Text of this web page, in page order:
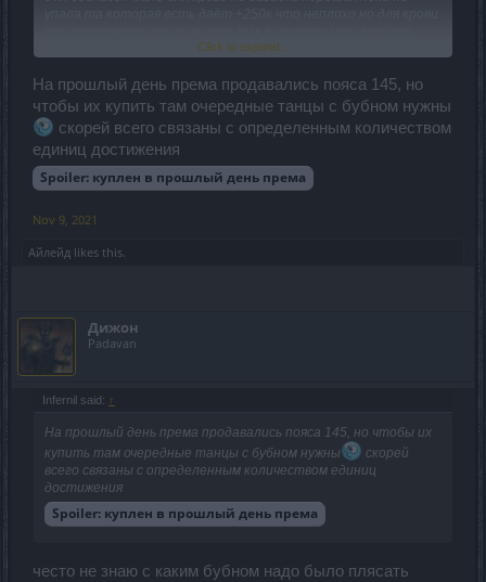
всё пака очень сырое по сборке
Click to expand...
На прошлый день према продавались пояса 145, но
чтобы их купить там очередные танцы с бубном нужны
скорей всего связаны с определенным количеством
единиц достижения
Spoiler: куплен в прошлый день према
Nov 9, 2021
Айлейд likes this.
Дижон
Padavan
Infernil said: ↑
На прошлый день према продавались пояса 145, но чтобы их
купить там очередные танцы с бубном нужны
скорей
всего связаны с определенным количеством единиц
достижения
Spoiler: куплен в прошлый день према
често не знаю с каким бубном надо было плясать